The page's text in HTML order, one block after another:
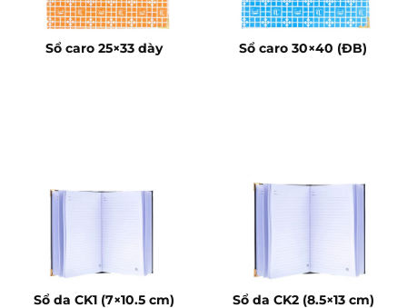
Sổ caro 25×33 dày Sổ caro 30×40 (ĐB)
Sổ da CK1 (7×10.5 cm) Sổ da CK2 (8.5×13 cm)